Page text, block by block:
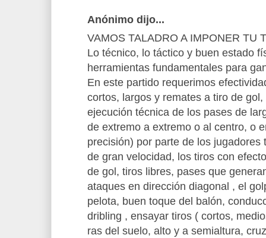
Anónimo dijo...
VAMOS TALADRO A IMPONER TU
Lo técnico, lo táctico y buen estado
herramientas fundamentales para
En este partido requerimos
cortos, largos y remates a tiro de
ejecución técnica de los pases de
de extremo a extremo o al centro, o
precisión) por parte de los jugadores
de gran velocidad, los tiros con
de gol, tiros libres, pases que
ataques en dirección diagonal , el
pelota, buen toque del balón,
dribling , ensayar tiros ( cortos,
ras del suelo, alto y a semialtura,